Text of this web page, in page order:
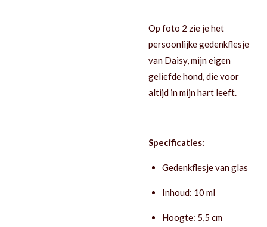
Op foto 2 zie je het
persoonlijke gedenkflesje
van Daisy, mijn eigen
geliefde hond, die voor
altijd in mijn hart leeft.
Specificaties:
Gedenkflesje van glas
Inhoud: 10 ml
Hoogte: 5,5 cm